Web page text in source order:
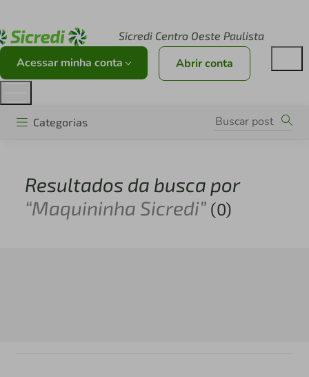
Sicredi Centro Oeste Paulista
Acessar minha conta Abrir conta
Categorias
Resultados da busca por
“Maquininha Sicredi” (0)